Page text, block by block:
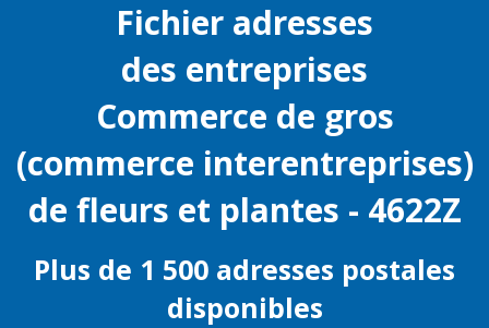
Fichier adresses
des entreprises
Commerce de gros
(commerce interentreprises)
de fleurs et plantes - 4622Z
Plus de 1 500 adresses postales
disponibles